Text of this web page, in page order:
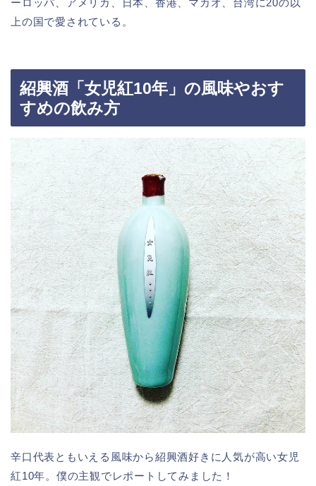
上の国で愛されている。
紹興酒「女児紅10年」の風味やおす
すめの飲み方
辛口代表ともいえる風味から紹興酒好きに人気が高い女児
紅10年。僕の主観でレポートしてみました！